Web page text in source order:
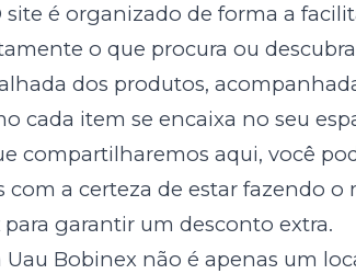
site é organizado de forma a
o que procura ou
dos produtos,
cada item se encaixa no seu
compartilharemos aqui, você
com a certeza de estar fazendo
para garantir um desconto extra.
Uau Bobinex não é apenas um